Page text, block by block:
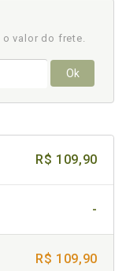
o valor do frete.
Ok
R$ 109,90
-
R$ 109,90